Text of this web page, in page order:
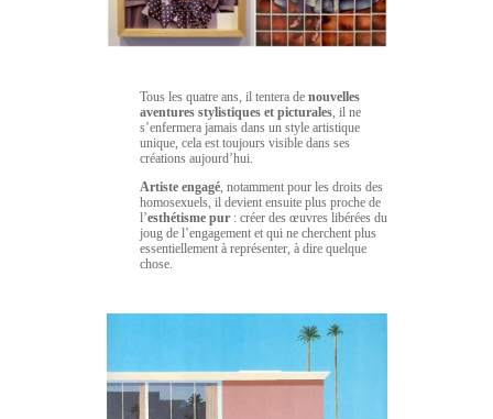
Tous les quatre ans, il tentera de nouvelles
aventures stylistiques et picturales, il ne
s’enfermera jamais dans un style artistique
unique, cela est toujours visible dans ses
créations aujourd’hui.
Artiste engagé, notamment pour les droits des
homosexuels, il devient ensuite plus proche de
l’esthétisme pur: créer des œuvres libérées du
joug de l’engagement et qui ne cherchent plus
essentiellement à représenter, à dire quelque
chose.